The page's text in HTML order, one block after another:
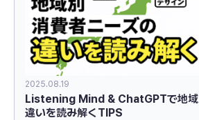
2025.08.19
Listening Mind & ChatGPTで地域
違いを読み解くTIPS